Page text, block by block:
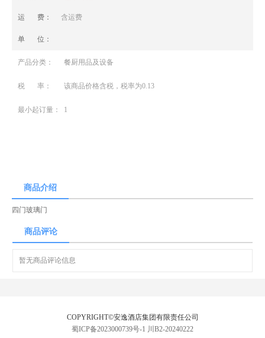
运 费： 含运费
单 位：
产品分类： 餐厨用品及设备
税 率： 该商品价格含税，税率为0.13
最小起订量： 1
商品介绍
四门玻璃门
商品评论
暂无商品评论信息
COPYRIGHT©安逸酒店集团有限责任公司
蜀ICP备2023000739号-1 川B2-20240222